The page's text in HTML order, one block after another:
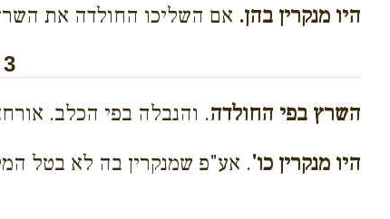
היו מנקרין בהן. אם השליכו החולדה את
השרץ בפי החולדה. והנבלה בפי הכלב.
היו מנקרין כו'. אע"פ שמנקרין בה לא בטל